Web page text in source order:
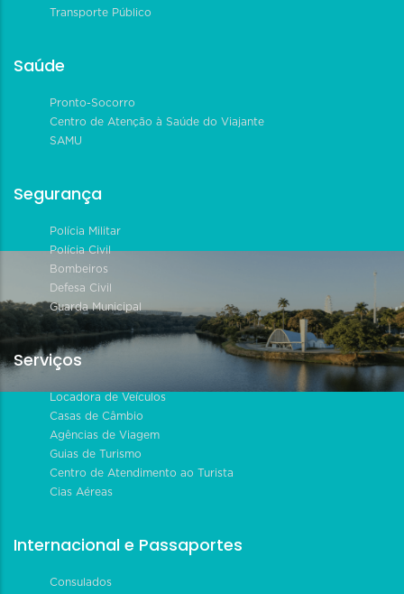
Transporte Público
Saúde
Pronto-Socorro
Centro de Atenção à Saúde do Viajante
SAMU
Segurança
Polícia Militar
Polícia Civil
Bombeiros
Defesa Civil
Guarda Municipal
Serviços
Locadora de Veículos
Casas de Câmbio
Agências de Viagem
Guias de Turismo
Centro de Atendimento ao Turista
Cias Aéreas
Internacional e Passaportes
Consulados